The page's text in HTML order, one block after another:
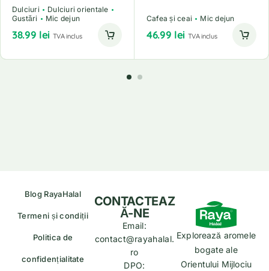
Dulciuri
Dulciuri orientale
Gustări
Mic dejun
38.99 lei TVA inclus
Cafea și ceai Mic dejun
46.99 lei TVA inclus
Blog RayaHalal
Termeni și condiții
Politica de
confidențialitate
Explorează aromele
bogate ale
Orientului Mijlociu
CONTACTEAZ
Ă-NE
Email:
contact@rayahalal.
ro
DPO: